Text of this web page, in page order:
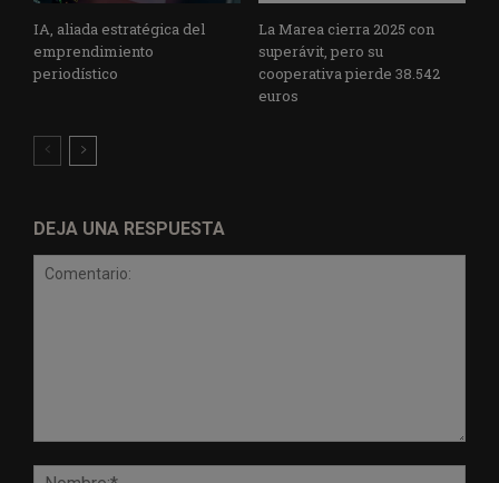
IA, aliada estratégica del
emprendimiento
periodístico
La Marea cierra 2025 con
superávit, pero su
cooperativa pierde 38.542
euros
DEJA UNA RESPUESTA